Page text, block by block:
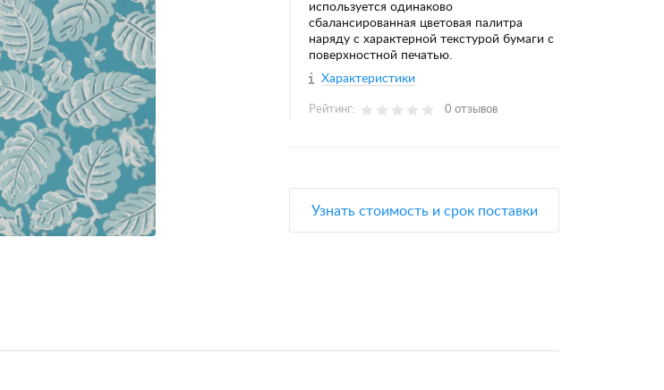
используется одинаково
сбалансированная цветовая палитра
наряду с характерной текстурой бумаги с
поверхностной печатью.
Характеристики
Рейтинг: 0 отзывов
Узнать стоимость и срок поставки